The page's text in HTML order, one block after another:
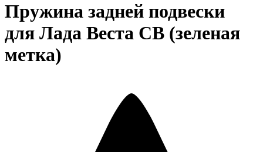
Пружина задней подвески
для Лада Веста СВ (зеленая
метка)